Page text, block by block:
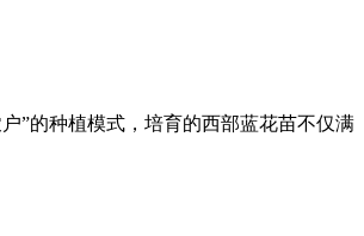
”的种植模式，培育的西部蓝花苗不仅满